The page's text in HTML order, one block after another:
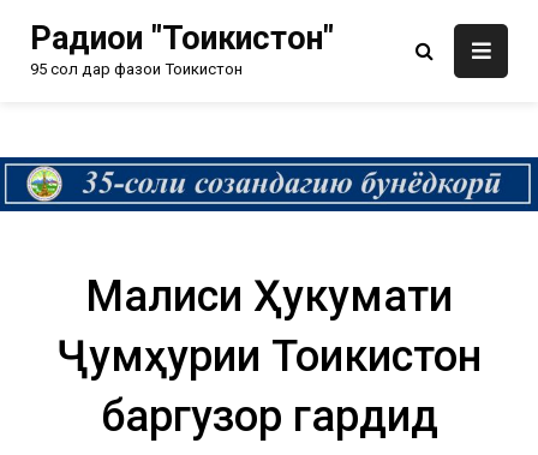
Радиои "Тоҷикистон"
95 сол дар фазои Тоҷикистон
Маҷлиси Ҳукумати
Ҷумҳурии Тоҷикистон
баргузор гардид